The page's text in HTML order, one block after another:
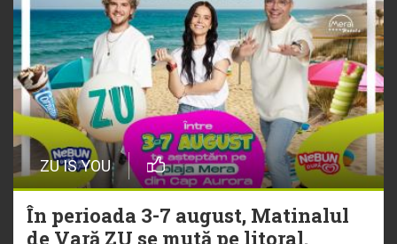
ZU IS YOU
În perioada 3-7 august, Matinalul
de Vară ZU se mută pe litoral.